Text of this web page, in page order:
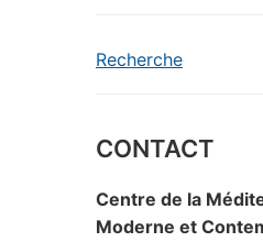
Recherche
CONTACT
Centre de la
Moderne et